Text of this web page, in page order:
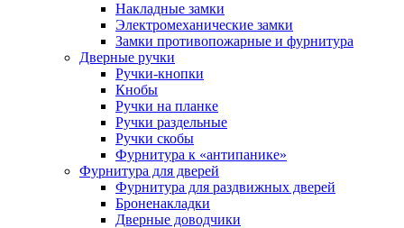
Накладные замки
Электромеханические замки
Замки противопожарные и фурнитура
Дверные ручки
Ручки-кнопки
Кнобы
Ручки на планке
Ручки раздельные
Ручки скобы
Фурнитура к «антипанике»
Фурнитура для дверей
Фурнитура для раздвижных дверей
Броненакладки
Дверные доводчики